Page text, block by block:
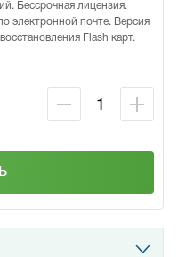
Бессрочная лицензия.
электронной почте. Версия
Flash карт.